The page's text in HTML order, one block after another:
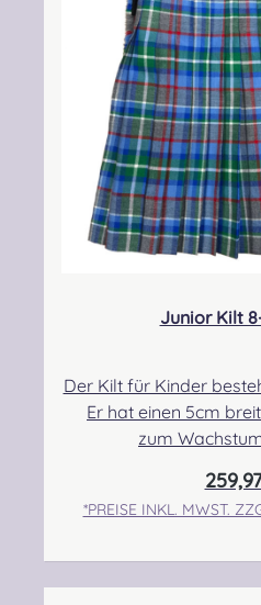
Drumming Gbr,
32425
Junior Kilt
Der Kilt für Kinder
Er hat einen 5cm
zum
63,50cm-
78,74cmLänge max.:
*PREISE INKL. MWST.